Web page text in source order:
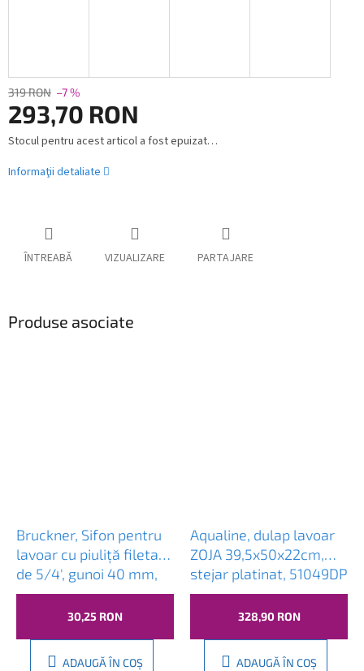
319 RON –7 %
293,70 RON
Evaluare
Stocul pentru acest articol a fost epuizat…
Informaţii detaliate
ÎNTREABĂ VIZUALIZARE PARTAJARE
Produse asociate
Bruckner, Sifon pentru
lavoar cu piuliță filetată
de 5/4', gunoi 40 mm,
plastic, 151.109.0
30,25 RON
ADAUGĂ ÎN COŞ
Aqualine, dulap lavoar
ZOJA 39,5x50x22cm,
stejar platinat, 51049DP
328,90 RON
ADAUGĂ ÎN COŞ